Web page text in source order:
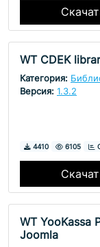
WT CDEK
Категория:
Версия: 1.3.2
Скачивания
4410 6105
WT YooKassa
Joomla